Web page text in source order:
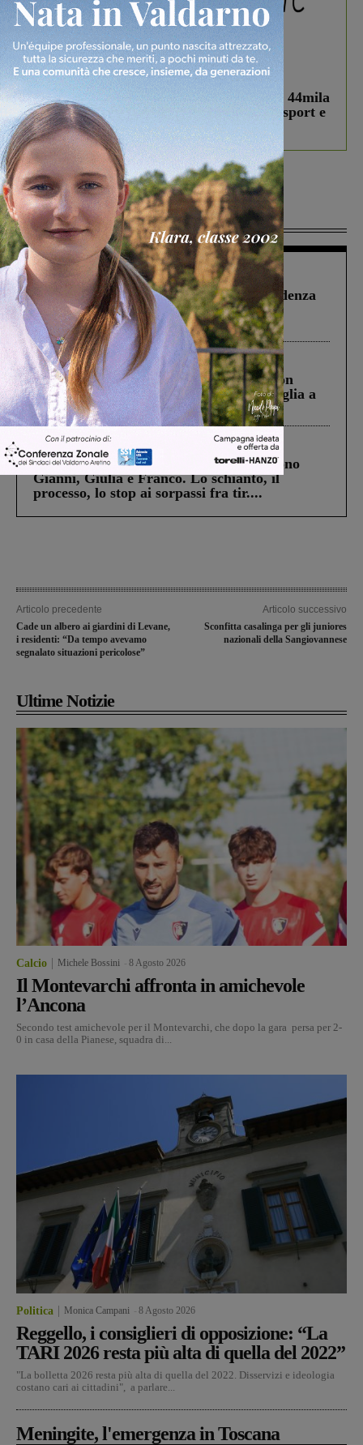
In vetrina 3 Agosto 2026
Estra Notizie agosto: Smart Cities, oltre 44mila
studenti coinvolti, torna il bando per lo sport e
debutta il podcast Estrair
Più lette
Figline Incisa Valdarno 1 Agosto 2026
Piscina di Figline finanziata oltre la scadenza
Pnrr, il gruppo di Fratelli d’Italia: “Un
ringraziamento al Governo”
Cronaca 3 Agosto 2026
Scomparso da una struttura di Castiglion
Fiorentino l’uomo che aveva ucciso la figlia a
Levane nel 2020
Cronaca 4 Agosto 2026
Un anno fa la strage in A1 in cui morirono
Gianni, Giulia e Franco. Lo schianto, il
processo, lo stop ai sorpassi fra tir....
Articolo precedente
Cade un albero ai giardini di Levane,
i residenti: “Da tempo avevamo
segnalato situazioni pericolose”
Articolo successivo
Sconfitta casalinga per gli juniores
nazionali della Sangiovannese
Ultime Notizie
Calcio Michele Bossini 8 Agosto 2026
Il Montevarchi affronta in amichevole
l’Ancona
Secondo test amichevole per il Montevarchi, che dopo la gara persa per 2-
0 in casa della Pianese, squadra di...
Politica Monica Campani 8 Agosto 2026
Reggello, i consiglieri di opposizione: “La
TARI 2026 resta più alta di quella del 2022”
"La bolletta 2026 resta più alta di quella del 2022. Disservizi e ideologia
costano cari ai cittadini", a parlare...
Meningite, l'emergenza in Toscana